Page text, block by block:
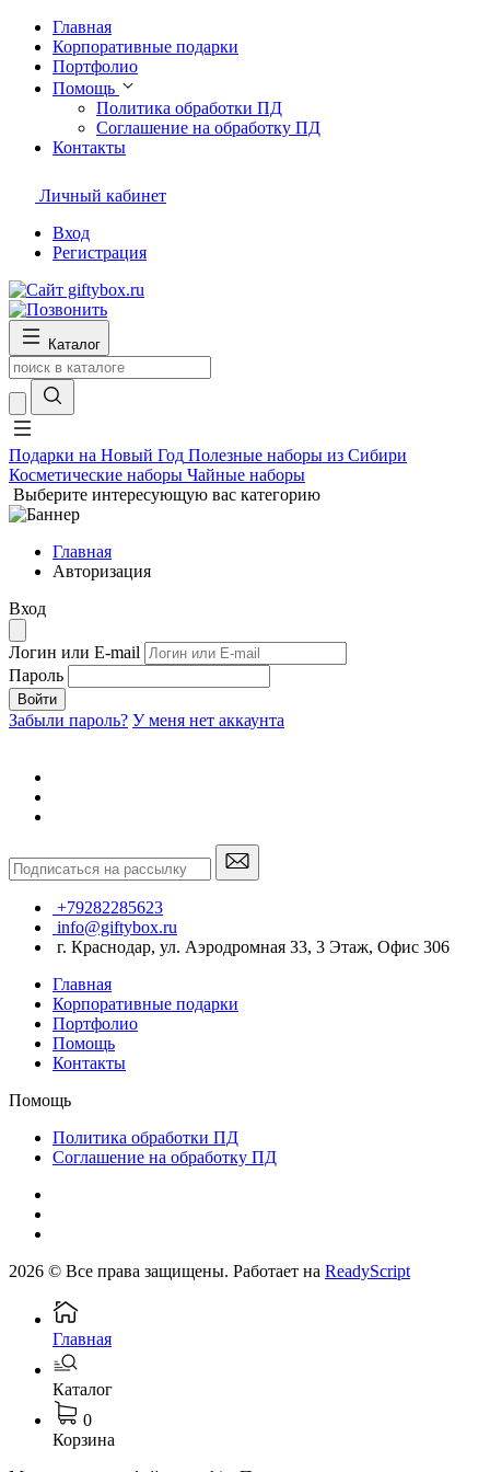
Главная
Корпоративные подарки
Портфолио
Помощь
Политика обработки ПД
Соглашение на обработку ПД
Контакты
Личный кабинет
Вход
Регистрация
Каталог
Подарки на Новый Год Полезные наборы из Сибири
Косметические наборы Чайные наборы
Выберите интересующую вас категорию
Главная
Авторизация
Вход
Логин или E-mail
Пароль
Войти
Забыли пароль? У меня нет аккаунта
+79282285623
info@giftybox.ru
г. Краснодар, ул. Аэродромная 33, 3 Этаж, Офис 306
Главная
Корпоративные подарки
Портфолио
Помощь
Контакты
Помощь
Политика обработки ПД
Соглашение на обработку ПД
2026 © Все права защищены. Работает на ReadyScript
Главная
Каталог
0
Корзина